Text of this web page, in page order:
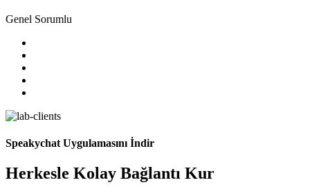
Genel Sorumlu
Speakychat Uygulamasını İndir
Herkesle Kolay Bağlantı Kur